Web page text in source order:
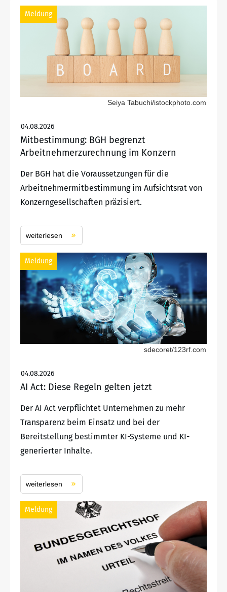
Meldung
Seiya Tabuchi/istockphoto.com
04.08.2026
Mitbestimmung: BGH begrenzt
Arbeitnehmerzurechnung im Konzern
Der BGH hat die Voraussetzungen für die
Arbeitnehmermitbestimmung im Aufsichtsrat von
Konzerngesellschaften präzisiert.
weiterlesen
Meldung
sdecoret/123rf.com
04.08.2026
AI Act: Diese Regeln gelten jetzt
Der AI Act verpflichtet Unternehmen zu mehr
Transparenz beim Einsatz und bei der
Bereitstellung bestimmter KI-Systeme und KI-
generierter Inhalte.
weiterlesen
Meldung